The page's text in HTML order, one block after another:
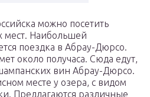
можно посетить
мест. Наибольшей
поездка в Абрау-Дюрсо.
около получаса. Сюда едут,
вин Абрау-Дюрсо.
месте у озера, с видом
Предлагаются различные